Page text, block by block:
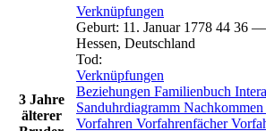
3 Jahre
älterer
Verknüpfungen
Geburt: 11. Januar 1778 44 36 —
Hessen, Deutschland
Tod:
Verknüpfungen
Beziehungen Familienbuch
Sanduhrdiagramm Nachkommen
Vorfahren Vorfahrenfächer